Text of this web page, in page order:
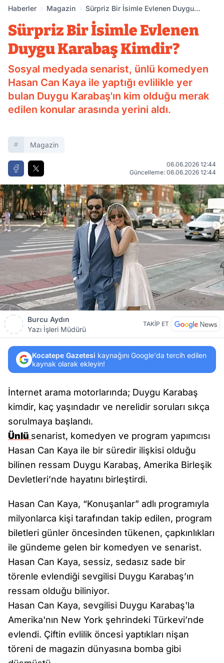
Haberler Magazin
Sürpriz Bir İsimle Evlenen Duygu
Sürpriz Bir İsimle Evlenen
Duygu Karabaş Kimdir?
Sosyal medyada senarist, ünlü komedyen
Hasan Can Kaya ile yaptığı evlilikle yer
bulan Duygu Karabaş'ın kim olduğu merak
edilen konular arasında yerini aldı.
Magazin
06.06.2026 12:44
Güncelleme: 06.06.2026 12:44
Burcu Aydın
Yazı İşleri Müdürü
TAKİP ET
Kocatepe Gazetesi kaynağını Google'da tercih edilen
kaynak olarak ekleyin!
İnternet arama motorlarında; Duygu Karabaş
kimdir, kaç yaşındadır ve nerelidir soruları sıkça
sorulmaya başlandı.
Ünlü senarist, komedyen ve program yapımcısı
Hasan Can Kaya ile bir süredir ilişkisi olduğu
bilinen ressam Duygu Karabaş, Amerika Birleşik
Devletleri’nde hayatını birleştirdi.
Hasan Can Kaya, “Konuşanlar” adlı programıyla
milyonlarca kişi tarafından takip edilen, program
biletleri günler öncesinden tükenen, çapkınlıkları
ile gündeme gelen bir komedyen ve senarist.
Hasan Can Kaya, sessiz, sedasız sade bir
törenle evlendiği sevgilisi Duygu Karabaş’ın
ressam olduğu biliniyor.
Hasan Can Kaya, sevgilisi Duygu Karabaş'la
Amerika'nın New York şehrindeki Türkevi’nde
evlendi. Çiftin evlilik öncesi yaptıkları nişan
töreni de magazin dünyasına bomba gibi